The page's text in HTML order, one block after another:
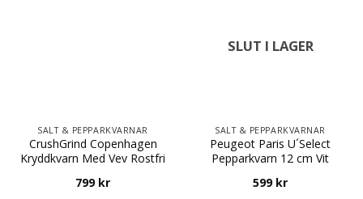
SALT & PEPPARKVARNAR
CrushGrind Copenhagen
Kryddkvarn Med Vev Rostfri
799 kr
SLUT I LAGER
SALT & PEPPARKVARNAR
Peugeot Paris U´Select
Pepparkvarn 12 cm Vit
599 kr